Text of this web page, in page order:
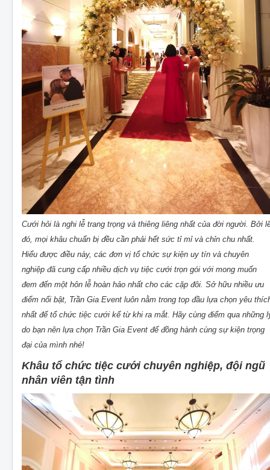
Cưới hỏi là nghi lễ trang trọng và thiêng liêng nhất của đời người. Bởi
đó, mọi khâu chuẩn bị đều cần phải hết sức tỉ mỉ và chỉn chu nhất.
Hiểu được điều này, các đơn vị tổ chức sự kiện uy tín và chuyên
nghiệp đã cung cấp nhiều dịch vụ tiệc cưới trọn gói với mong muốn
đem đến một hôn lễ hoàn hảo nhất cho các cặp đôi. Sở hữu nhiều ưu
điểm nổi bật, Trần Gia Event luôn nằm trong top đầu lựa chọn yêu
nhất để tổ chức tiệc cưới kể từ khi ra mắt. Hãy cùng điểm qua những
do bạn nên lựa chọn Trần Gia Event để đồng hành cùng sự kiện trọng
đại của mình nhé!
Khâu tổ chức tiệc cưới chuyên nghiệp, đội ngũ
nhân viên tận tình